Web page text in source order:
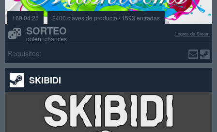
169:04:25 2400 claves de producto / 1593 entradas
SORTEO
obtén chances
Logros de Steam
Requisitos:
SKIBIDI